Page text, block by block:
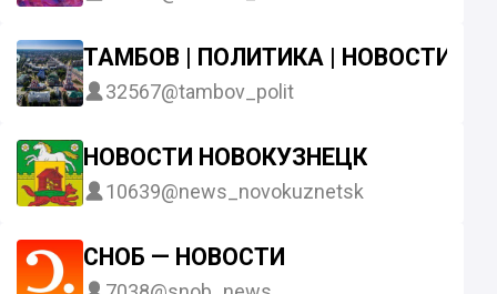
ТАМБОВ | ПОЛИТИКА | НОВОСТИ
32567@tambov_polit
НОВОСТИ НОВОКУЗНЕЦК
10639@news_novokuznetsk
СНОБ — НОВОСТИ